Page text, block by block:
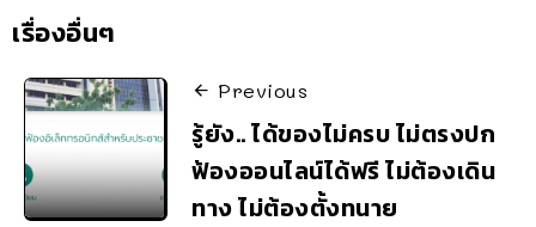
เรื่องอื่นๆ
Previous
รู้ยัง.. ได้ของไม่ครบ ไม่ตรงปก
ฟ้องออนไลน์ได้ฟรี ไม่ต้องเดิน
ทาง ไม่ต้องตั้งทนาย